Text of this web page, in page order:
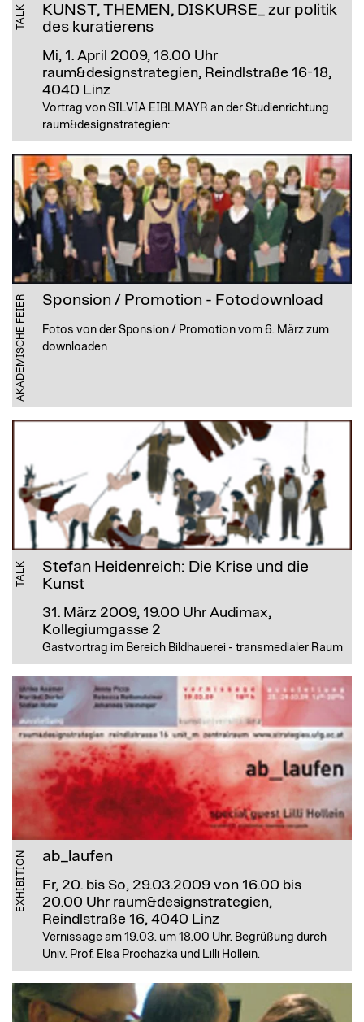
TALK
KUNST, THEMEN, DISKURSE_ zur politik
des kuratierens
Mi, 1. April 2009, 18.00 Uhr
raum&designstrategien, Reindlstraße 16-18,
4040 Linz
Vortrag von SILVIA EIBLMAYR an der Studienrichtung
raum&designstrategien:
AKADEMISCHE FEIER Sponsion / Promotion - Fotodownload
Fotos von der Sponsion / Promotion vom 6. März zum
downloaden
TALK
Stefan Heidenreich: Die Krise und die
Kunst
31. März 2009, 19.00 Uhr Audimax,
Kollegiumgasse 2
Gastvortrag im Bereich Bildhauerei - transmedialer Raum
EXHIBITION ab_laufen
Fr, 20. bis So, 29.03.2009 von 16.00 bis
20.00 Uhr raum&designstrategien,
Reindlstraße 16, 4040 Linz
Vernissage am 19.03. um 18.00 Uhr. Begrüßung durch
Univ. Prof. Elsa Prochazka und Lilli Hollein.